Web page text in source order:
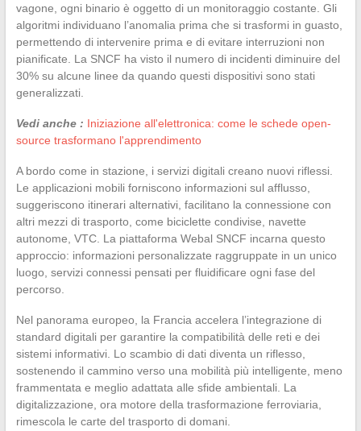
vagone, ogni binario è oggetto di un monitoraggio costante. Gli
algoritmi individuano l’anomalia prima che si trasformi in guasto,
permettendo di intervenire prima e di evitare interruzioni non
pianificate. La SNCF ha visto il numero di incidenti diminuire del
30% su alcune linee da quando questi dispositivi sono stati
generalizzati.
Vedi anche : Iniziazione all'elettronica: come le schede open-
source trasformano l'apprendimento
A bordo come in stazione, i servizi digitali creano nuovi riflessi.
Le applicazioni mobili forniscono informazioni sul afflusso,
suggeriscono itinerari alternativi, facilitano la connessione con
altri mezzi di trasporto, come biciclette condivise, navette
autonome, VTC. La piattaforma Webal SNCF incarna questo
approccio: informazioni personalizzate raggruppate in un unico
luogo, servizi connessi pensati per fluidificare ogni fase del
percorso.
Nel panorama europeo, la Francia accelera l’integrazione di
standard digitali per garantire la compatibilità delle reti e dei
sistemi informativi. Lo scambio di dati diventa un riflesso,
sostenendo il cammino verso una mobilità più intelligente, meno
frammentata e meglio adattata alle sfide ambientali. La
digitalizzazione, ora motore della trasformazione ferroviaria,
rimescola le carte del trasporto di domani.